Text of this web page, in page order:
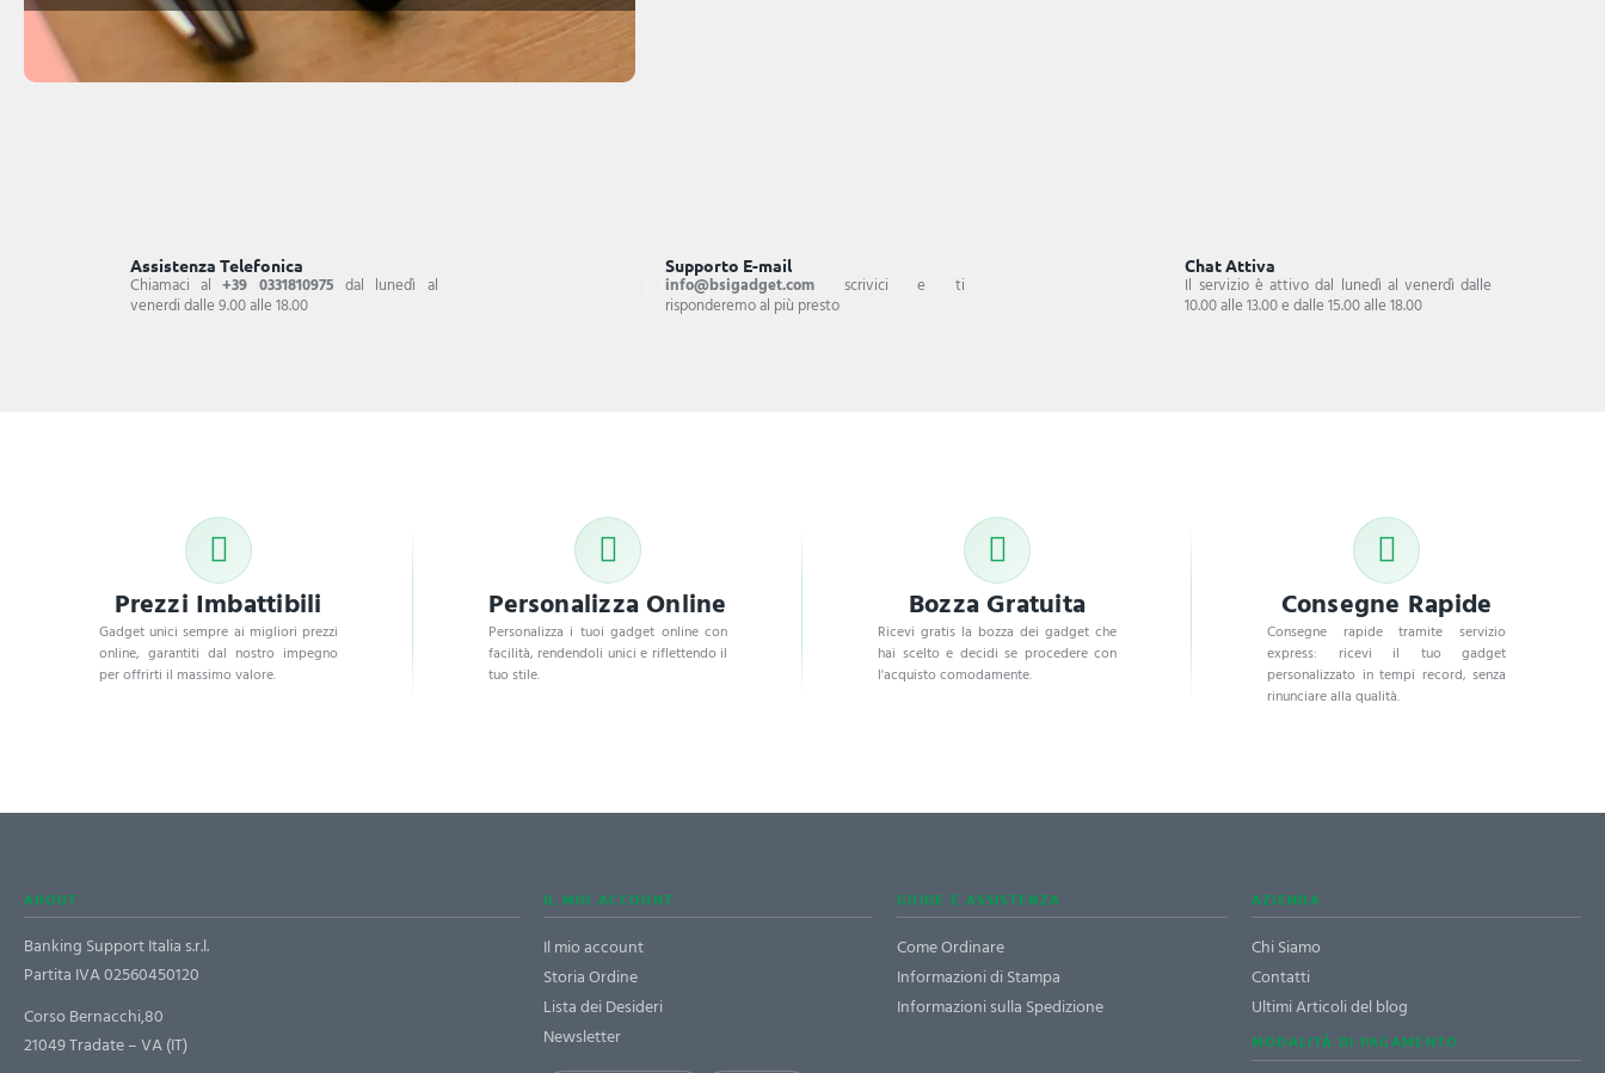
Assistenza Telefonica
Chiamaci al+39 0331810975 dal lunedì al
venerdi dalle 9.00 alle 18.00
Supporto E-mail
info@bsigadget.comscrivici e ti
risponderemo al più presto
Chat Attiva
Il servizio è attivo dal lunedì al venerdì dalle
10.00 alle 13.00 e dalle 15.00 alle 18.00
Prezzi Imbattibili
Gadget unici sempre ai migliori prezzi
online, garantiti dal nostro impegno
per offrirti il massimo valore.
Personalizza Online
Personalizza i tuoi gadget online con
facilità, rendendoli unici e riflettendo il
tuo stile.
Bozza Gratuita
Ricevi gratis la bozza dei gadget che
hai scelto e decidi se procedere con
l'acquisto comodamente.
Consegne Rapide
Consegne rapide tramite servizio
express: ricevi il tuo gadget
personalizzato in tempi record, senza
rinunciare alla qualità.
ABOUT
Banking Support Italia s.r.l.
Partita IVA 02560450120
Corso Bernacchi,80
21049 Tradate – VA (IT)
IL MIO ACCOUNT
Il mio account
Storia Ordine
Lista dei Desideri
Newsletter
GUIDE E ASSISTENZA
Come Ordinare
Informazioni di Stampa
Informazioni sulla Spedizione
AZIENDA
Chi Siamo
Contatti
Ultimi Articoli del blog
MODALITÀ DI PAGAMENTO